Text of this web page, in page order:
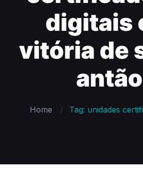
digitais
vitória de
antão
Home Tag: unidades certificadoras digitais